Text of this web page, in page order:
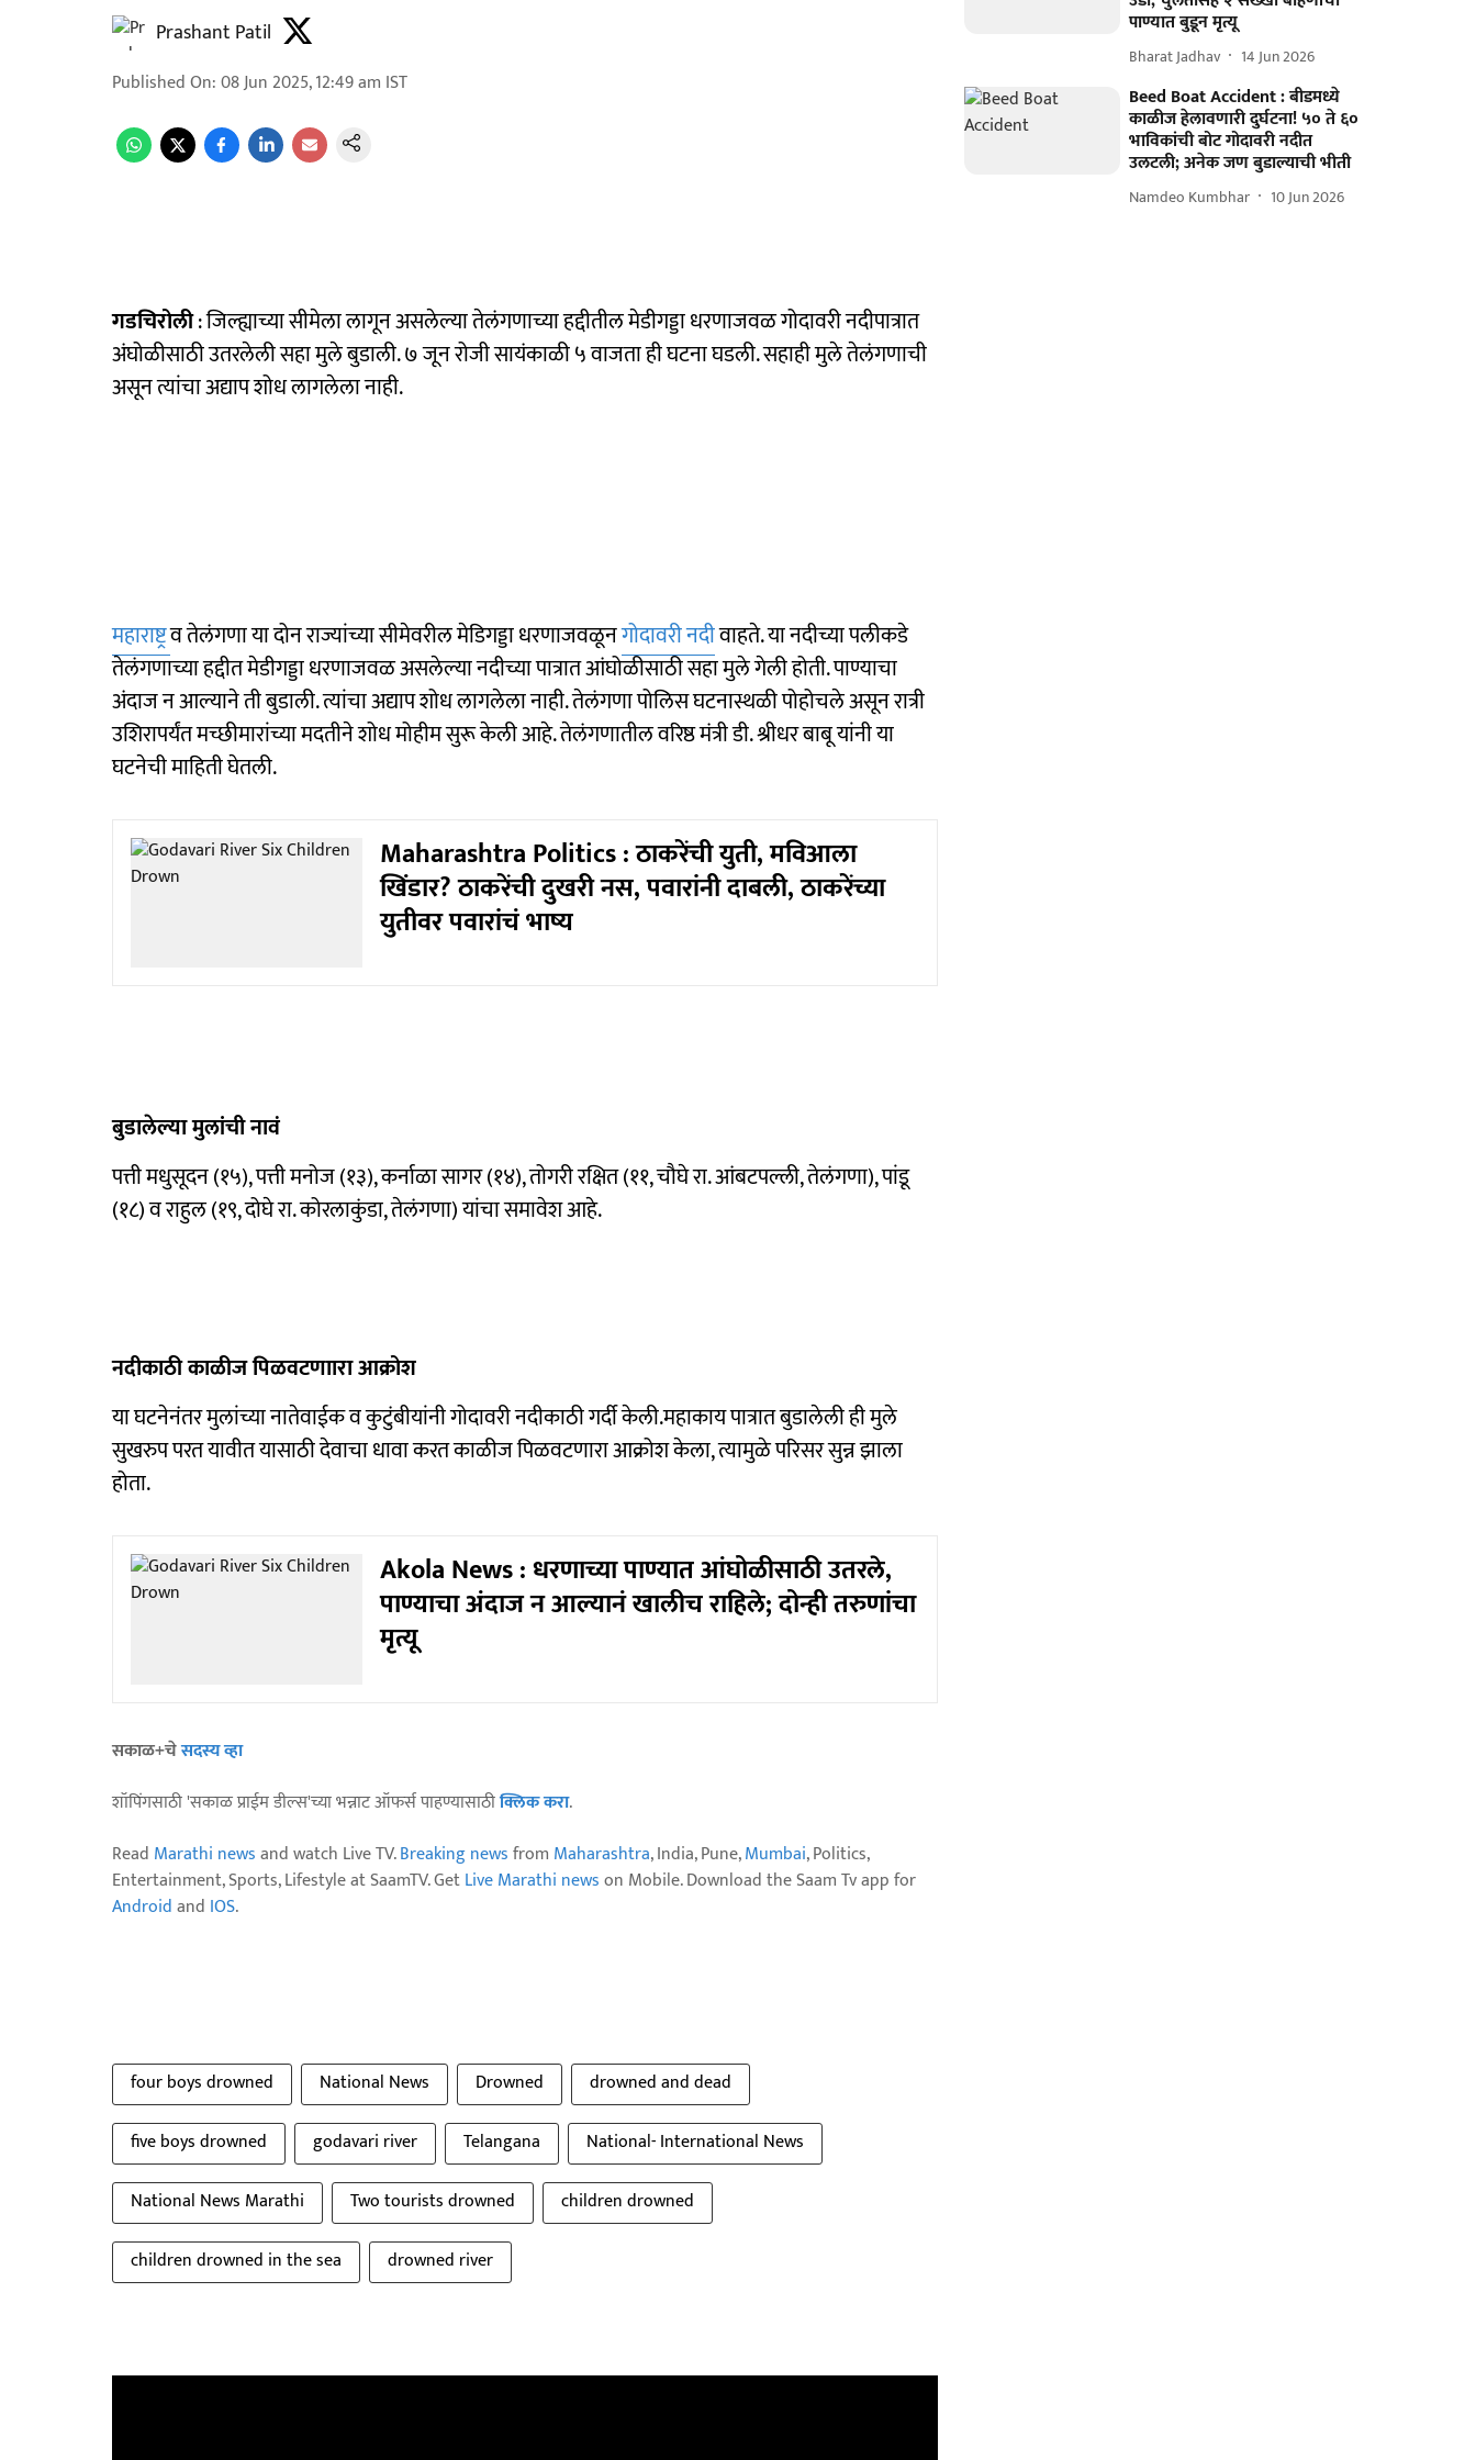
Prashant Patil
Published On:08 Jun 2025, 12:49 am IST
गडचिरोली: जिल्ह्याच्या सीमेला लागून असलेल्या तेलंगणाच्या हद्दीतील मेडीगड्डा धरणाजवळ गोदावरी नदीपात्रात
अंघोळीसाठी उतरलेली सहा मुले बुडाली. ७ जून रोजी सायंकाळी ५ वाजता ही घटना घडली. सहाही मुले तेलंगणाची
असून त्यांचा अद्याप शोध लागलेला नाही.
महाराष्ट्रव तेलंगणा या दोन राज्यांच्या सीमेवरील मेडिगड्डा धरणाजवळूनगोदावरी नदीवाहते. या नदीच्या पलीकडे
तेलंगणाच्या हद्दीत मेडीगड्डा धरणाजवळ असलेल्या नदीच्या पात्रात आंघोळीसाठी सहा मुले गेली होती. पाण्याचा
अंदाज न आल्याने ती बुडाली. त्यांचा अद्याप शोध लागलेला नाही. तेलंगणा पोलिस घटनास्थळी पोहोचले असून रात्री
उशिरापर्यंत मच्छीमारांच्या मदतीने शोध मोहीम सुरू केली आहे. तेलंगणातील वरिष्ठ मंत्री डी. श्रीधर बाबू यांनी या
घटनेची माहिती घेतली.
Maharashtra Politics : ठाकरेंची युती, मविआला
खिंडार? ठाकरेंची दुखरी नस, पवारांनी दाबली, ठाकरेंच्या
युतीवर पवारांचं भाष्य
बुडालेल्या मुलांची नावं
पत्ती मधुसूदन (१५), पत्ती मनोज (१३), कर्नाळा सागर (१४), तोगरी रक्षित (११, चौघे रा. आंबटपल्ली, तेलंगणा), पांडू
(१८) व राहुल (१९, दोघे रा. कोरलाकुंडा, तेलंगणा) यांचा समावेश आहे.
नदीकाठी काळीज पिळवटणाारा आक्रोश
या घटनेनंतर मुलांच्या नातेवाईक व कुटुंबीयांनी गोदावरी नदीकाठी गर्दी केली.महाकाय पात्रात बुडालेली ही मुले
सुखरुप परत यावीत यासाठी देवाचा धावा करत काळीज पिळवटणारा आक्रोश केला, त्यामुळे परिसर सुन्न झाला
होता.
Akola News : धरणाच्या पाण्यात आंघोळीसाठी उतरले,
पाण्याचा अंदाज न आल्यानं खालीच राहिले; दोन्ही तरुणांचा
मृत्यू
सकाळ+चेसदस्य व्हा
शॉपिंगसाठी 'सकाळ प्राईम डील्स'च्या भन्नाट ऑफर्स पाहण्यासाठीक्लिक करा.
Read Marathi newsand watch Live TV.Breaking newsfrom Maharashtra, India, Pune,Mumbai, Politics,
Entertainment, Sports, Lifestyle at SaamTV. GetLive Marathi newson Mobile. Download the Saam Tv app for
Androidand IOS.
four boys drowned National News Drowned
drowned and dead
five boys drowned
godavari river Telangana
National- International News
National News Marathi
Two tourists drowned
children drowned
children drowned in the sea
drowned river
पाण्यात बुडून मृत्यू
Bharat Jadhav 14 Jun 2026
Beed Boat Accident : बीडमध्ये
काळीज हेलावणारी दुर्घटना! ५० ते ६०
भाविकांची बोट गोदावरी नदीत
उलटली; अनेक जण बुडाल्याची भीती
Namdeo Kumbhar 10 Jun 2026